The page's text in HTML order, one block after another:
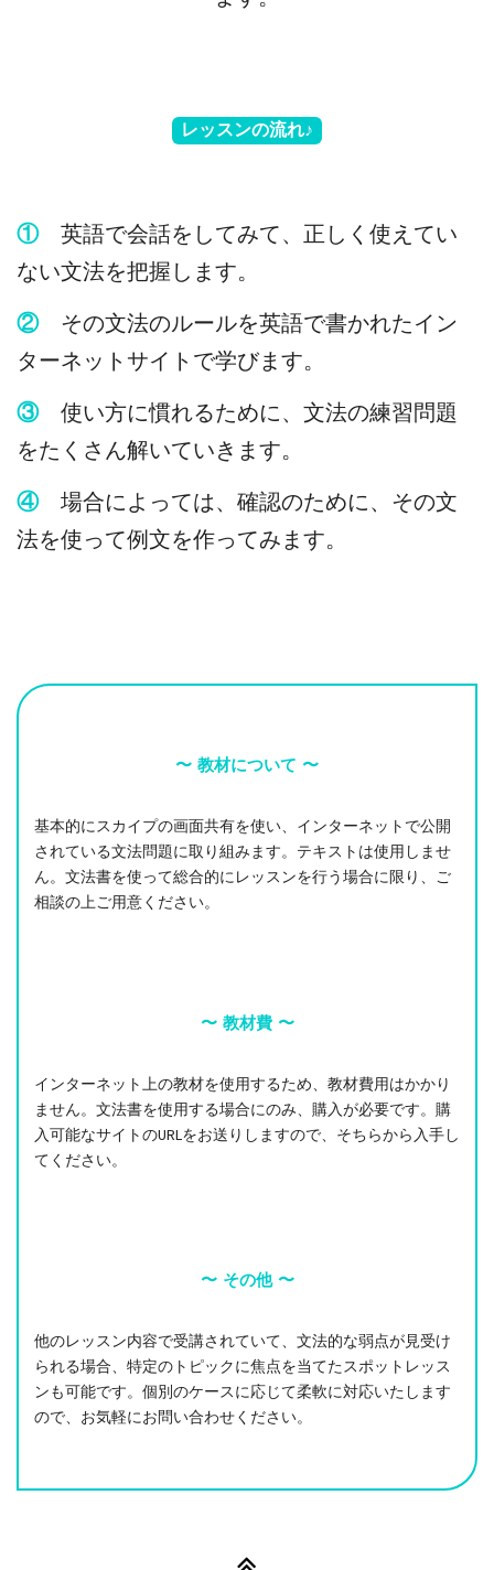
レッスンの流れ♪
①英語で会話をしてみて、正しく使えてい
ない文法を把握します。
②その文法のルールを英語で書かれたイン
ターネットサイトで学びます。
③使い方に慣れるために、文法の練習問題
をたくさん解いていきます。
④場合によっては、確認のために、その文
法を使って例文を作ってみます。
〜 教材について 〜
基本的にスカイプの画面共有を使い、インターネットで公開
されている文法問題に取り組みます。テキストは使用しませ
ん。文法書を使って総合的にレッスンを行う場合に限り、ご
相談の上ご用意ください。
〜 教材費 〜
インターネット上の教材を使用するため、教材費用はかかり
ません。文法書を使用する場合にのみ、購入が必要です。購
入可能なサイトのURLをお送りしますので、そちらから入手し
てください。
〜 その他 〜
他のレッスン内容で受講されていて、文法的な弱点が見受け
られる場合、特定のトピックに焦点を当てたスポットレッス
ンも可能です。個別のケースに応じて柔軟に対応いたします
ので、お気軽にお問い合わせください。